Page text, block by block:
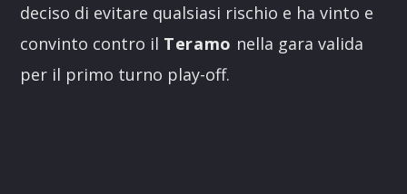
deciso di evitare qualsiasi rischio e ha vinto e
convinto contro il Teramo nella gara valida
per il primo turno play-off.